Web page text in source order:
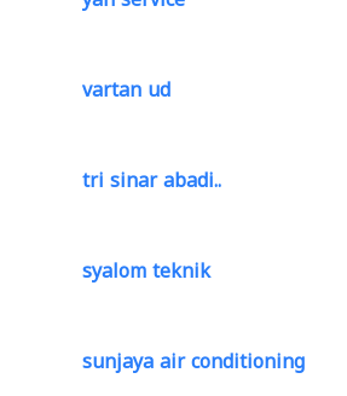
vartan ud
tri sinar abadi..
syalom teknik
sunjaya air conditioning